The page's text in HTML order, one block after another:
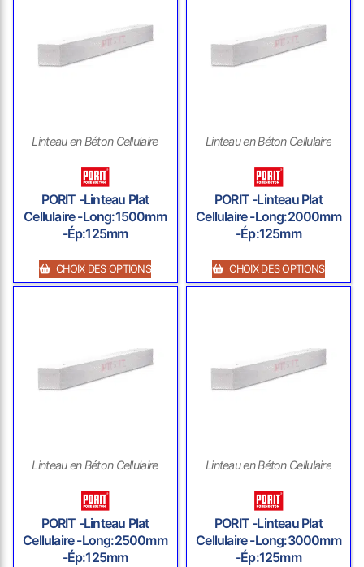
Linteau en Béton Cellulaire
PORIT -Linteau Plat
Cellulaire -Long:1500mm
-Ép:125mm
CHOIX DES OPTIONS
Linteau en Béton Cellulaire
PORIT -Linteau Plat
Cellulaire -Long:2000mm
-Ép:125mm
CHOIX DES OPTIONS
Linteau en Béton Cellulaire
PORIT -Linteau Plat
Cellulaire -Long:2500mm
-Ép:125mm
Linteau en Béton Cellulaire
PORIT -Linteau Plat
Cellulaire -Long:3000mm
-Ép:125mm